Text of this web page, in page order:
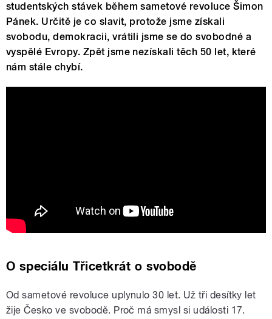
studentských stávek během sametové revoluce Šimon
Pánek. Určitě je co slavit, protože jsme získali
svobodu, demokracii, vrátili jsme se do svobodné a
vyspělé Evropy. Zpět jsme nezískali těch 50 let, které
nám stále chybí.
O speciálu Třicetkrát o svobodě
Od sametové revoluce uplynulo 30 let. Už tři desítky let
žije Česko ve svobodě. Proč má smysl si události 17.